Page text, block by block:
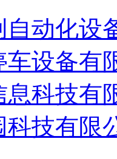
自动化设
车设备有
息科技有
科技有限